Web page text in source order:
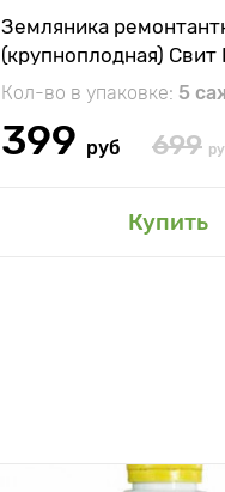
Земляника
(крупноплодная) Свит
Кол-во в упаковке: 5
399 руб 699
Купить